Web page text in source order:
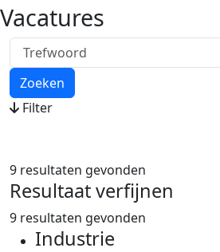
Vacatures
Filter
Zoeken
Resultaat verfijnen
9 resultaten gevonden
Industrie
9 resultaten gevonden